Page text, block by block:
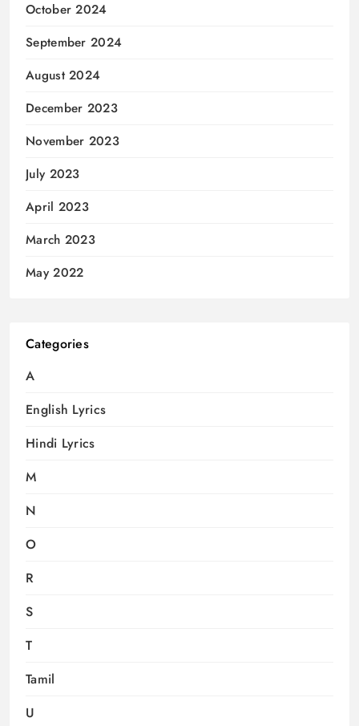
October 2024
September 2024
August 2024
December 2023
November 2023
July 2023
April 2023
March 2023
May 2022
Categories
A
English Lyrics
Hindi Lyrics
M
N
O
R
S
T
Tamil
U